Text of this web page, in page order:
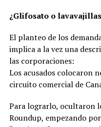
¿Glifosato o
El planteo de los
implica a la vez una
las corporaciones:
Los acusados colocaron
circuito comercial de
Para lograrlo, ocultaron
Roundup, empezando